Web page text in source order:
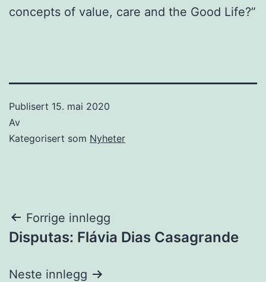
concepts of value, care and the Good Life?”
Publisert 15. mai 2020
Av
Kategorisert som Nyheter
Innleggsnavigasjon
Forrige innlegg
Disputas: Flávia Dias Casagrande
Neste innlegg